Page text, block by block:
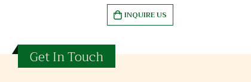
INQUIRE US
Get In Touch